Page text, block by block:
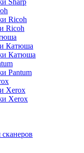
Sharp
Ricoh
Ricoh
Катюша
Катюша
Pantum
Xerox
Xerox